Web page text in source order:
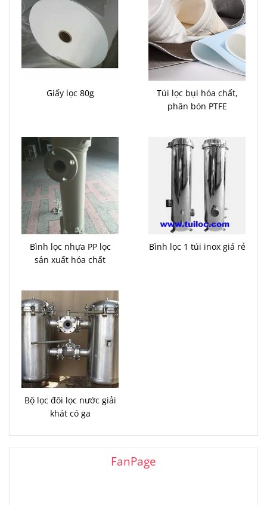
Giấy lọc 80g
Túi lọc bụi hóa chất,
phân bón PTFE
Bình lọc nhựa PP lọc
sản xuất hóa chất
Bình lọc 1 túi inox giá rẻ
Bộ lọc đôi lọc nước giải
khát có ga
FanPage